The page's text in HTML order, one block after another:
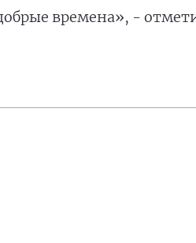
времена», -